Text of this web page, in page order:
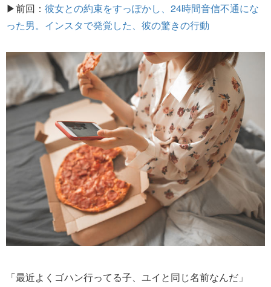
▶前回： 彼女との約束をすっぽかし、24時間音信不通にな
った男。インスタで発覚した、彼の驚きの行動
「最近よくゴハン行ってる子、ユイと同じ名前なんだ」